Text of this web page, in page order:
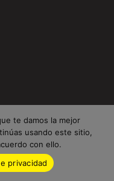
te damos la mejor
usando este sitio,
con ello.
privacidad